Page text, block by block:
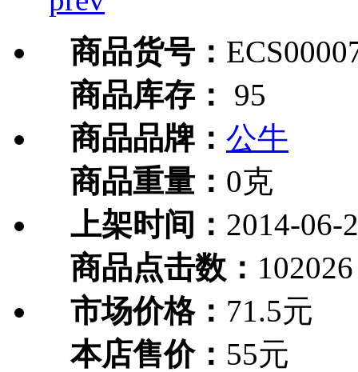
商品货号：
商品库存：
95
商品品牌： 公牛
商品重量： 0克
上架时间： 2014-06-
商品点击数： 102026
市场价格： 71.5元
本店售价： 55元